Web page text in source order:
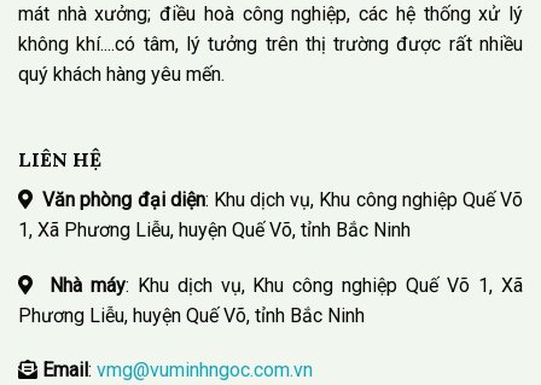
mát nhà xưởng; điều hoà công nghiệp, các hệ thống xử lý
không khí....có tâm, lý tưởng trên thị trường được rất nhiều
quý khách hàng yêu mến.
LIÊN HỆ
Văn phòng đại diện: Khu dịch vụ, Khu công nghiệp Quế Võ
1, Xã Phương Liễu, huyện Quế Võ, tỉnh Bắc Ninh
Nhà máy: Khu dịch vụ, Khu công nghiệp Quế Võ 1, Xã
Phương Liễu, huyện Quế Võ, tỉnh Bắc Ninh
Email : vmg@vuminhngoc.com.vn